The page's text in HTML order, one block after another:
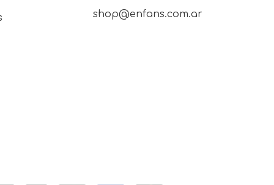
shop@enfans.com.ar